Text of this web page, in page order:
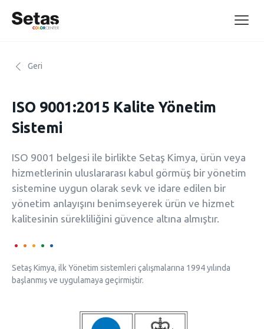
Geri
ISO 9001:2015 Kalite Yönetim
Sistemi
ISO 9001 belgesi ile birlikte Setaş Kimya, ürün veya
hizmetlerinin uluslararası kabul görmüş bir yönetim
sistemine uygun olarak sevk ve idare edilen bir
yönetim anlayışını benimseyerek ürün ve hizmet
kalitesinin sürekliliğini güvence altına almıştır.
Setaş Kimya, ilk Yönetim sistemleri çalışmalarına 1994 yılında
başlanmış ve uygulamaya geçirmiştir.